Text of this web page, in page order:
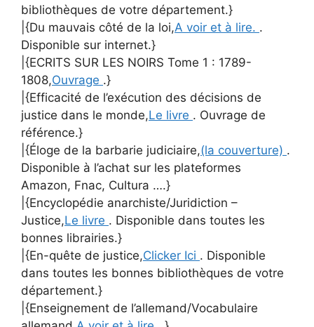
bibliothèques de votre département.}
|{Du mauvais côté de la loi,A voir et à lire. .
Disponible sur internet.}
|{ECRITS SUR LES NOIRS Tome 1 : 1789-
1808,Ouvrage .}
|{Efficacité de l’exécution des décisions de
justice dans le monde,Le livre . Ouvrage de
référence.}
|{Éloge de la barbarie judiciaire,(la couverture) .
Disponible à l’achat sur les plateformes
Amazon, Fnac, Cultura ….}
|{Encyclopédie anarchiste/Juridiction –
Justice,Le livre . Disponible dans toutes les
bonnes librairies.}
|{En-quête de justice,Clicker Ici . Disponible
dans toutes les bonnes bibliothèques de votre
département.}
|{Enseignement de l’allemand/Vocabulaire